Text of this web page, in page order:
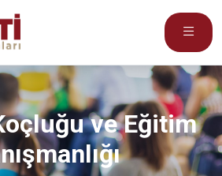
ve Eğitim